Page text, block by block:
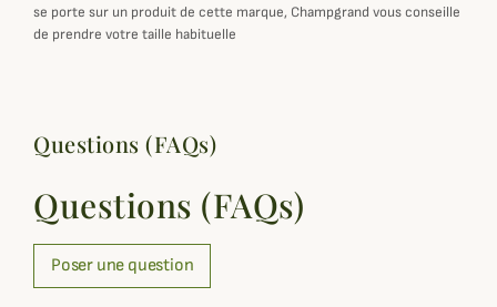
se porte sur un produit de cette marque, Champgrand vous conseille
de prendre votre taille habituelle
Questions (FAQs)
Questions (FAQs)
Poser une question